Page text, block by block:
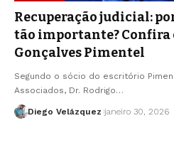
Recuperação judicial:
tão importante? Confira
Gonçalves Pimentel
Segundo o sócio do escritório
Associados, Dr. Rodrigo…
Diego Velázquez janeiro 30, 2026